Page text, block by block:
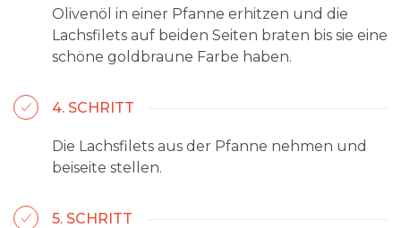
Olivenöl in einer Pfanne erhitzen und die
Lachsfilets auf beiden Seiten braten bis sie eine
schöne goldbraune Farbe haben.
4. SCHRITT
Die Lachsfilets aus der Pfanne nehmen und
beiseite stellen.
5. SCHRITT